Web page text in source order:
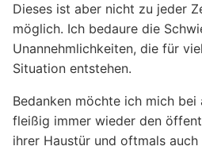
Dieses ist aber nicht zu jeder
möglich. Ich bedaure die
Unannehmlichkeiten, die für
Situation entstehen.
Bedanken möchte ich mich
fleißig immer wieder den
ihrer Haustür und oftmals